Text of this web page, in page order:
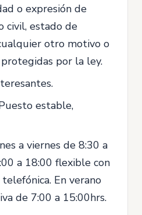
o expresión de
civil, estado de
otro motivo o
por la ley.
estable,
a viernes de 8:30 a
a 18:00 flexible con
En verano
de 7:00 a 15:00hrs.